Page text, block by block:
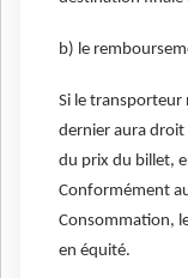
b) le
Si le transporteur
dernier aura droit
du prix du billet,
Conformément
Consommation,
en équité.